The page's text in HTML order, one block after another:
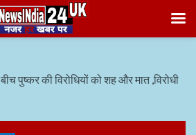
पुष्कर की विरोधियों को शह और मात ,विरोधी